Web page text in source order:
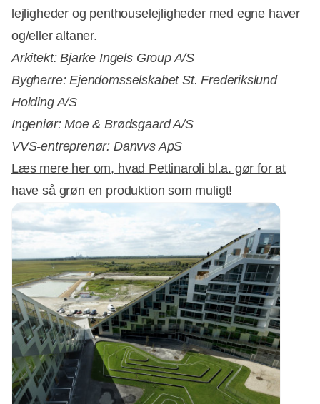
lejligheder og penthouselejligheder med egne haver
og/eller altaner.
Arkitekt: Bjarke Ingels Group A/S
Bygherre: Ejendomsselskabet St. Frederikslund
Holding A/S
Ingeniør: Moe & Brødsgaard A/S
VVS-entreprenør: Danvvs ApS
Læs mere her om, hvad Pettinaroli bl.a. gør for at
have så grøn en produktion som muligt!